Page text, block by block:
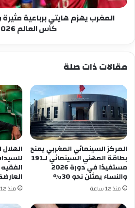
في
كأس
كأس العالم 2026
مقالات ذات صلة
المركز السينمائي المغربي يمنح
بطاقة المهني السينمائي لـ191
مستفيدًا في دورة 2026
والنساء يمثلن نحو 30%
منذ 12 ساعة منذ 12 ساعة